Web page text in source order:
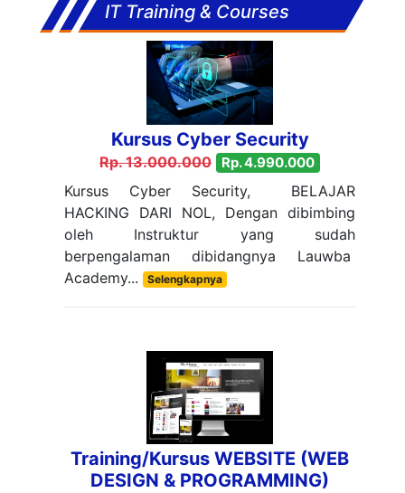
IT Training & Courses
Kursus Cyber Security
Rp. 13.000.000 Rp. 4.990.000
Kursus Cyber Security, BELAJAR
HACKING DARI NOL, Dengan dibimbing
oleh Instruktur yang sudah
berpengalaman dibidangnya Lauwba
Academy...
Selengkapnya
Training/Kursus WEBSITE (WEB
DESIGN & PROGRAMMING)